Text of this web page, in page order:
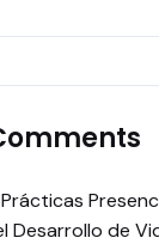
Prácticas
Desarrollo de